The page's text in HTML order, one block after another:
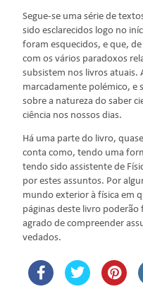
Segue-se uma série de
sido esclarecidos logo no
foram esquecidos, e que,
com os vários paradoxos
subsistem nos livros atuais.
marcadamente polémico, e
sobre a natureza do saber
ciência nos nossos dias.
Há uma parte do livro,
conta como, tendo uma
tendo sido assistente de
por estes assuntos. Por
mundo exterior à física em
páginas deste livro
agrado de compreender
vedados.